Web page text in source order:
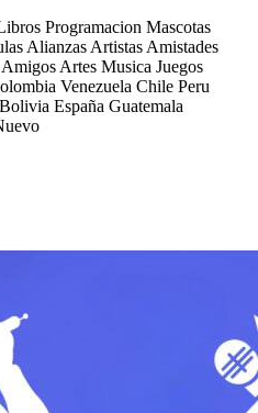
Programacion Mascotas
Alianzas Artistas Amistades
Artes Musica Juegos
Venezuela Chile Peru
España Guatemala